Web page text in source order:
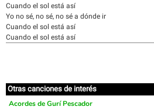
Cuando el sol está así
Yo no sé, no sé, no sé a dónde ir
Cuando el sol está así
Cuando el sol está así
Otras canciones de interés
Acordes de Gurí Pescador